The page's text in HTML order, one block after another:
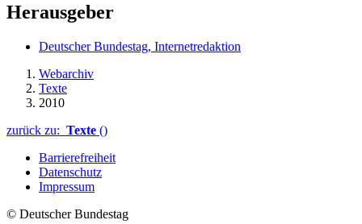
Herausgeber
Deutscher Bundestag, Internetredaktion
Webarchiv
Texte
2010
zurück zu: Texte ()
Barrierefreiheit
Datenschutz
Impressum
© Deutscher Bundestag